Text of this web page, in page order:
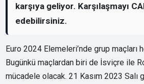
karşıya geliyor. Karşılaşmayı
edebilirsiniz.
Euro 2024 Elemeleri’nde grup maçları
Bugünkü maçlardan biri de İsviçre ile
mücadele olacak. 21 Kasım 2023 Salı